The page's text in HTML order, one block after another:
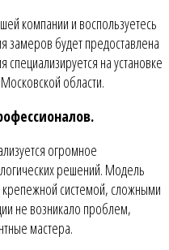
компании и воспользуетесь
замеров будет предоставлена
на установке
области.
огромное
решений. Модель
системой, сложными
не возникало проблем,
мастера.